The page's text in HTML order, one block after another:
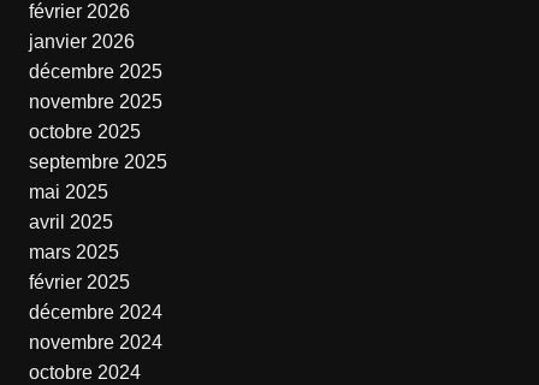
février 2026
janvier 2026
décembre 2025
novembre 2025
octobre 2025
septembre 2025
mai 2025
avril 2025
mars 2025
février 2025
décembre 2024
novembre 2024
octobre 2024